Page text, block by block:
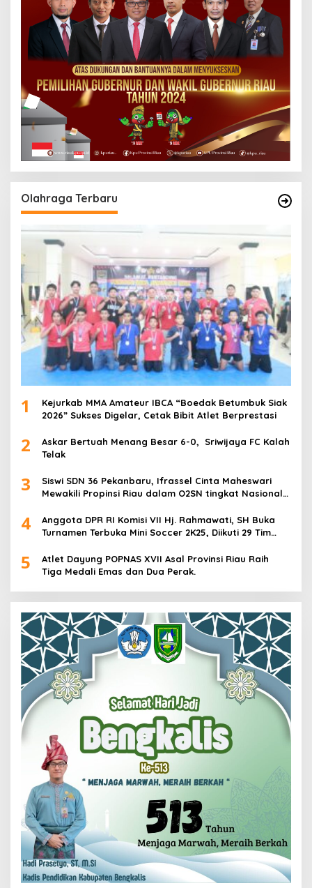
Olahraga Terbaru
1
Kejurkab MMA Amateur IBCA “Boedak Betumbuk Siak
2026” Sukses Digelar, Cetak Bibit Atlet Berprestasi
2
Askar Bertuah Menang Besar 6-0, Sriwijaya FC Kalah
Telak
3
Siswi SDN 36 Pekanbaru, Ifrassel Cinta Maheswari
Mewakili Propinsi Riau dalam O2SN tingkat Nasional
4
Anggota DPR RI Komisi VII Hj. Rahmawati, SH Buka
Turnamen Terbuka Mini Soccer 2K25, Diikuti 29 Tim
5
Atlet Dayung POPNAS XVII Asal Provinsi Riau Raih
Tiga Medali Emas dan Dua Perak.